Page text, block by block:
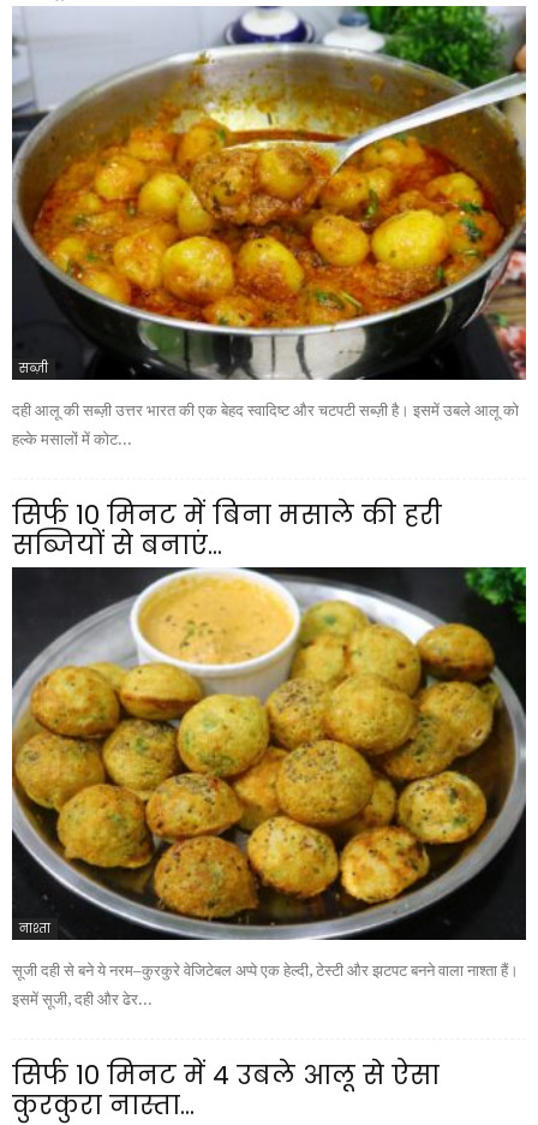
सब्ज़ी
दही आलू की सब्ज़ी उत्तर भारत की एक बेहद स्वादिष्ट और चटपटी सब्ज़ी है। इसमें उबले आलू को
हल्के मसालों में कोट...
सिर्फ 10 मिनट में बिना मसाले की हरी
सब्जियों से बनाएं...
नाश्ता
सूजी दही से बने ये नरम–कुरकुरे वेजिटेबल अप्पे एक हेल्दी, टेस्टी और झटपट बनने वाला नाश्ता हैं।
इसमें सूजी, दही और ढेर...
सिर्फ 10 मिनट में 4 उबले आलू से ऐसा
कुरकुरा नास्ता...